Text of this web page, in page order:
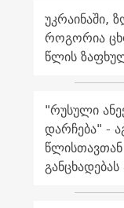
უკრაინაში,
როგორია
წლის
"რუსული
დარჩება" -